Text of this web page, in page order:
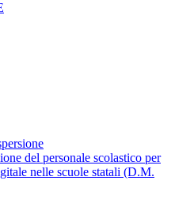
del personale scolastico per
nelle scuole statali (D.M.